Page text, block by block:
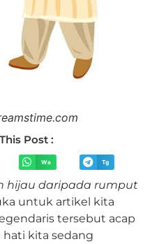
Post :
Wa Tg
hijau daripada rumput
untuk artikel kita
tersebut acap
kita sedang